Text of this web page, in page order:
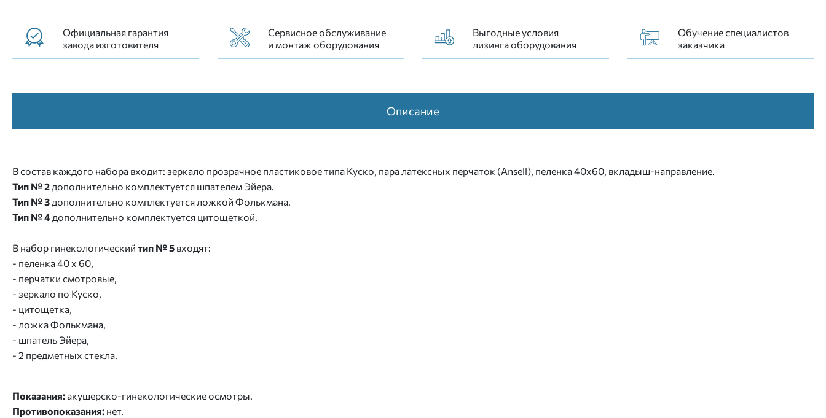
Официальная гарантия
завода изготовителя
Сервисное обслуживание
и монтаж оборудования
Выгодные условия
лизинга оборудования
Обучение специалистов
заказчика
Описание
В состав каждого набора входит: зеркало прозрачное пластиковое типа Куско, пара латексных перчаток (Ansell), пеленка 40х60, вкладыш-направление.
Тип № 2 дополнительно комплектуется шпателем Эйера.
Тип № 3 дополнительно комплектуется ложкой Фолькмана.
Тип № 4 дополнительно комплектуется цитощеткой.
В набор гинекологический тип № 5 входят:
- пеленка 40 х 60,
- перчатки смотровые,
- зеркало по Куско,
- цитощетка,
- ложка Фолькмана,
- шпатель Эйера,
- 2 предметных стекла.
Показания: акушерско-гинекологические осмотры.
Противопоказания: нет.